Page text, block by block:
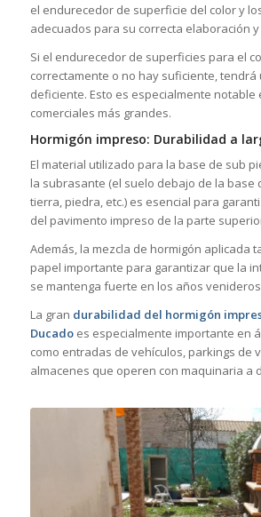
el endurecedor de superficie del color y
adecuados para su correcta elaboración y
Si el endurecedor de superficies para el
correctamente o no hay suficiente,
deficiente. Esto es especialmente notable
comerciales más grandes.
Hormigón impreso: Durabilidad a
El material utilizado para la base de sub
la subrasante (el suelo debajo de la base
tierra, piedra, etc.) es esencial para
del pavimento impreso de la parte
Además, la mezcla de hormigón aplicada
papel importante para garantizar que la
se mantenga fuerte en los años
La gran durabilidad del hormigón
Ducadoes especialmente importante en
como entradas de vehículos, parkings de
almacenes que operen con maquinaria a